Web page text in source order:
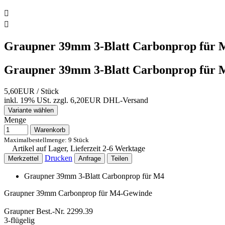


Graupner 39mm 3-Blatt Carbonprop für
Graupner 39mm 3-Blatt Carbonprop für
5,60EUR / Stück
inkl. 19% USt. zzgl. 6,20EUR DHL-Versand
Variante wählen
Menge
Warenkorb
Maximalbestellmenge: 9 Stück
Artikel auf Lager, Lieferzeit 2-6 Werktage
Merkzettel Drucken Anfrage Teilen
Graupner 39mm 3-Blatt Carbonprop für M4
Graupner 39mm Carbonprop für M4-Gewinde
Graupner Best.-Nr. 2299.39
3-flügelig